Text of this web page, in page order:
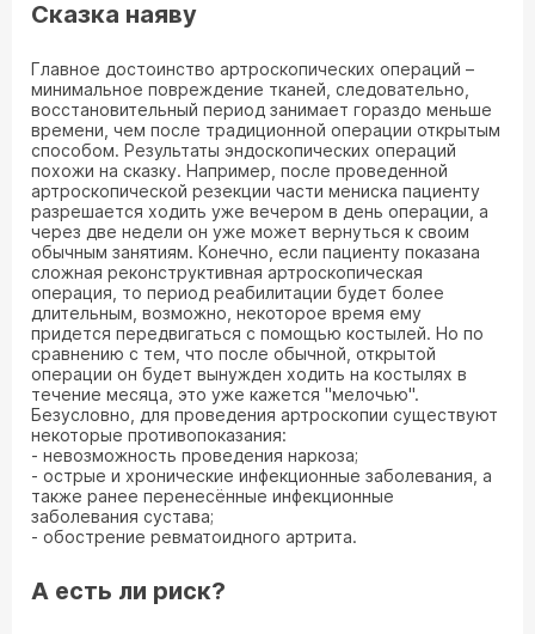
Сказка наяву
Главное достоинство артроскопических операций –
минимальное повреждение тканей, следовательно,
восстановительный период занимает гораздо меньше
времени, чем после традиционной операции открытым
способом. Результаты эндоскопических операций
похожи на сказку. Например, после проведенной
артроскопической резекции части мениска пациенту
разрешается ходить уже вечером в день операции, а
через две недели он уже может вернуться к своим
обычным занятиям. Конечно, если пациенту показана
сложная реконструктивная артроскопическая
операция, то период реабилитации будет более
длительным, возможно, некоторое время ему
придется передвигаться с помощью костылей. Но по
сравнению с тем, что после обычной, открытой
операции он будет вынужден ходить на костылях в
течение месяца, это уже кажется "мелочью".
Безусловно, для проведения артроскопии существуют
некоторые противопоказания:
- невозможность проведения наркоза;
- острые и хронические инфекционные заболевания, а
также ранее перенесённые инфекционные
заболевания сустава;
- обострение ревматоидного артрита.
А есть ли риск?